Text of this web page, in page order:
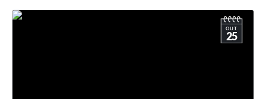
OUT
25